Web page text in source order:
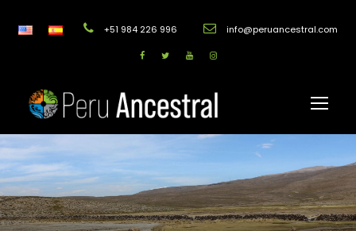
+51 984 226 996 info@peruancestral.com